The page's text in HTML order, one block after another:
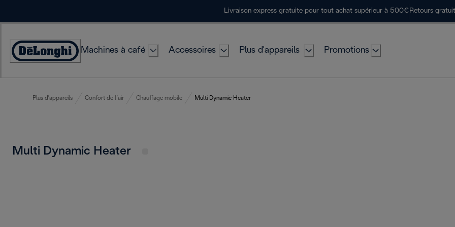
Livraison express gratuite pour tout achat supérieur à 500€ Retours
Déclaration
Machines à café Accessoires Plus d'appareils Promotions
Plus d'appareils Confort de l’air Chauffage mobile Multi Dynamic Heater
Multi Dynamic Heater